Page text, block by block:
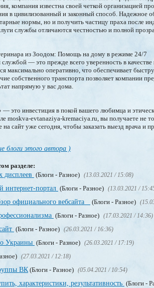
компания известна своей четкой организацией
в цивилизованный и законный способ. Надежное
нормы, но и получить частицу праха после
службы отличаются честностью и полной
из Зоодом: Помощь на дому в режиме 24/7
— это прежде всего уверенность в
максимально оперативно, что обеспечивает
собственного транспорта позволяет компании
напрямую у вас дома.
это инвестиция в покой вашего любимца и
moskva-evtanaziya-kremaciya.ru, вы получаете не
сайт уже сегодня, чтобы заказать выезд врача и
блоги этого автора )
разделе:
дисплеев (Блоги - Разное) (13.03.2021 / 15:08)
интернет-портал (Блоги - Разное) (13.03.2021 /
официального вебсайта (Блоги - Разное)
(Блоги - Разное) (17.03.2021 / 14:36)
(Блоги - Разное) (26.03.2021 / 16:36)
Украины (Блоги - Разное) (26.03.2021 / 17:19)
(27.03.2021 / 12:18)
ВК(Блоги - Разное) (05.04.2021 / 10:54)
характеристики, результативность (Блоги -